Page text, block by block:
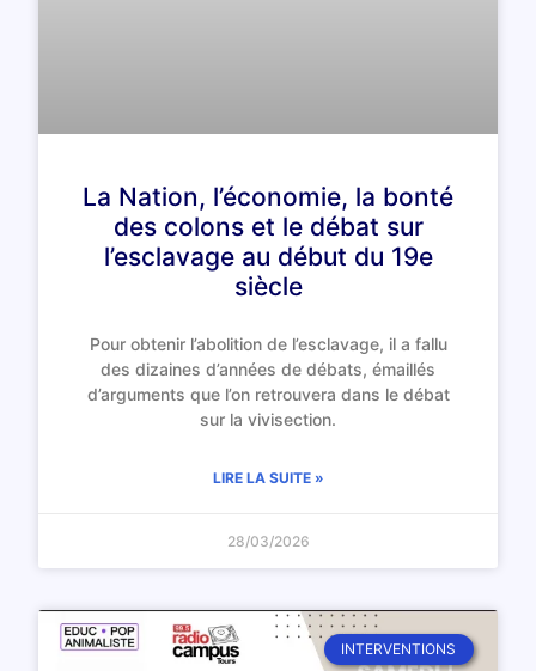
La Nation, l’économie, la bonté
des colons et le débat sur
l’esclavage au début du 19e
siècle
Pour obtenir l’abolition de l’esclavage, il a fallu
des dizaines d’années de débats, émaillés
d’arguments que l’on retrouvera dans le débat
sur la vivisection.
LIRE LA SUITE »
28/03/2026
INTERVENTIONS